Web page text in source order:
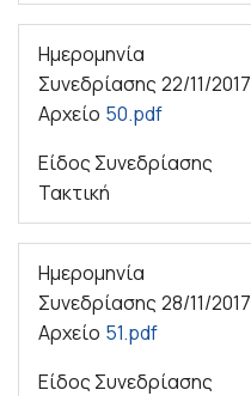
Ημερομηνία
Συνεδρίασης 22/11/2017
Αρχείο 50.pdf
Είδος Συνεδρίασης
Τακτική
Ημερομηνία
Συνεδρίασης 28/11/2017
Αρχείο 51.pdf
Είδος Συνεδρίασης